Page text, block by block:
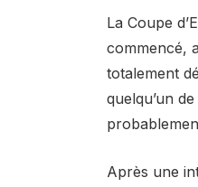
La Coupe
commencé,
totalement
quelqu’un
Après une